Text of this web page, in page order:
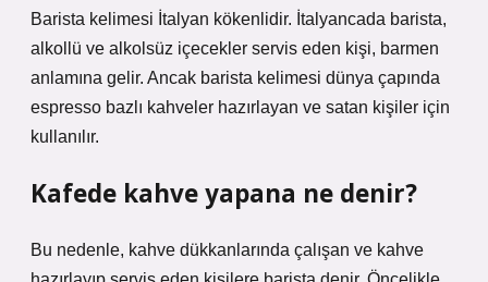
Barista kelimesi İtalyan kökenlidir. İtalyancada barista,
alkollü ve alkolsüz içecekler servis eden kişi, barmen
anlamına gelir. Ancak barista kelimesi dünya çapında
espresso bazlı kahveler hazırlayan ve satan kişiler için
kullanılır.
Kafede kahve yapana ne denir?
Bu nedenle, kahve dükkanlarında çalışan ve kahve